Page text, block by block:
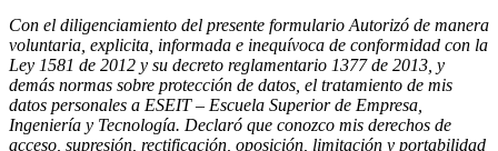
Con el diligenciamiento del presente formulario Autorizó de manera
voluntaria, explicita, informada e inequívoca de conformidad con la
Ley 1581 de 2012 y su decreto reglamentario 1377 de 2013, y
demás normas sobre protección de datos, el tratamiento de mis
datos personales a ESEIT – Escuela Superior de Empresa,
Ingeniería y Tecnología. Declaró que conozco mis derechos de
acceso, supresión, rectificación, oposición, limitación y portabilidad